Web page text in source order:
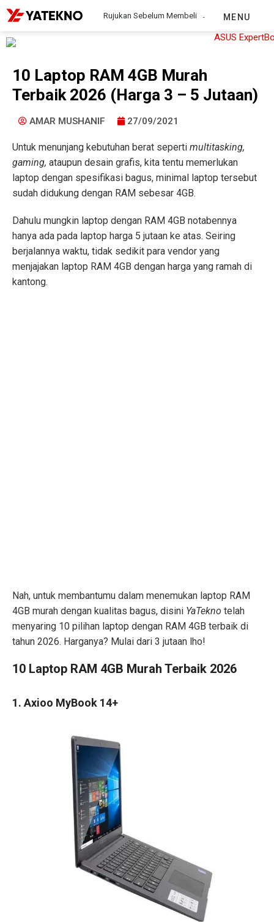
Rujukan Sebelum Membeli MENU
10 Laptop RAM 4GB Murah
Terbaik 2026 (Harga 3 – 5 Jutaan)
AMAR MUSHANIF 27/09/2021
Untuk menunjang kebutuhan berat seperti multitasking,
gaming, ataupun desain grafis, kita tentu memerlukan
laptop dengan spesifikasi bagus, minimal laptop tersebut
sudah didukung dengan RAM sebesar 4GB.
Dahulu mungkin laptop dengan RAM 4GB notabennya
hanya ada pada laptop harga 5 jutaan ke atas. Seiring
berjalannya waktu, tidak sedikit para vendor yang
menjajakan laptop RAM 4GB dengan harga yang ramah di
kantong.
Nah, untuk membantumu dalam menemukan laptop RAM
4GB murah dengan kualitas bagus, disini YaTekno telah
menyaring 10 pilihan laptop dengan RAM 4GB terbaik di
tahun 2026. Harganya? Mulai dari 3 jutaan lho!
10 Laptop RAM 4GB Murah Terbaik 2026
1. Axioo MyBook 14+